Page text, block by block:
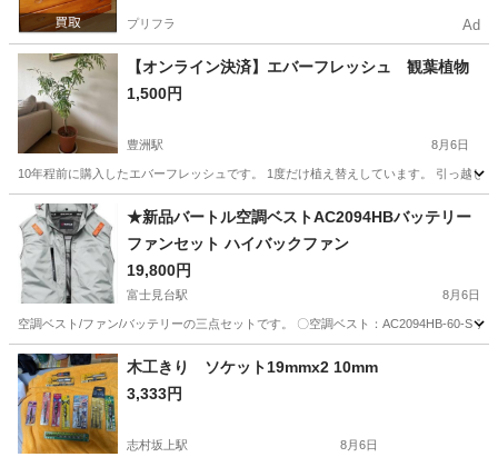
プリフラ Ad
【オンライン決済】エバーフレッシュ 観葉植物
1,500円
豊洲駅 8月6日
10年程前に購入したエバーフレッシュです。 1度だけ植え替えしています。 引っ越
東京 江東区 豊洲駅 その他
★新品バートル空調ベストAC2094HBバッテリー
ファンセット ハイバックファン
19,800円
富士見台駅 8月6日
空調ベスト/ファン/バッテリーの三点セットです。 〇空調ベスト：AC2094HB-60-S
東京 中野区 富士見台駅 その他
木工きり ソケット19mmx2 10mm
3,333円
志村坂上駅 8月6日